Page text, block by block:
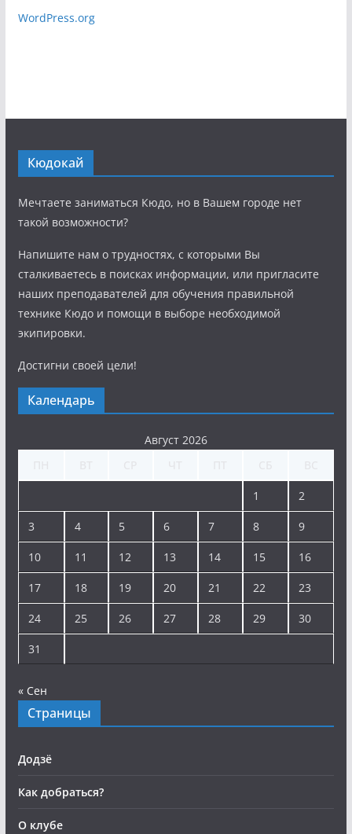
WordPress.org
Кюдокай
Мечтаете заниматься Кюдо, но в Вашем городе нет
такой возможности?
Напишите нам о трудностях, с которыми Вы
сталкиваетесь в поисках информации, или пригласите
наших преподавателей для обучения правильной
технике Кюдо и помощи в выборе необходимой
экипировки.
Достигни своей цели!
Календарь
Август 2026
1 2
3 4 5 6 7 8 9
10 11 12 13 14 15 16
17 18 19 20 21 22 23
24 25 26 27 28 29 30
31
« Сен
Страницы
Додзё
Как добраться?
О клубе